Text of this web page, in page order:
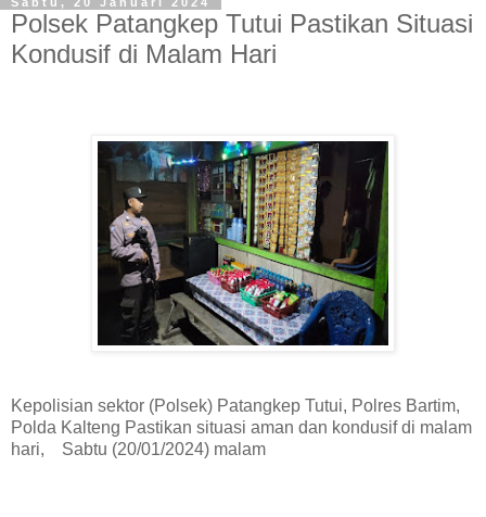
Polsek Patangkep Tutui Pastikan Situasi
Kondusif di Malam Hari
Kepolisian sektor (Polsek) Patangkep Tutui, Polres Bartim,
Polda Kalteng Pastikan situasi aman dan kondusif di malam
hari, Sabtu (20/01/2024) malam